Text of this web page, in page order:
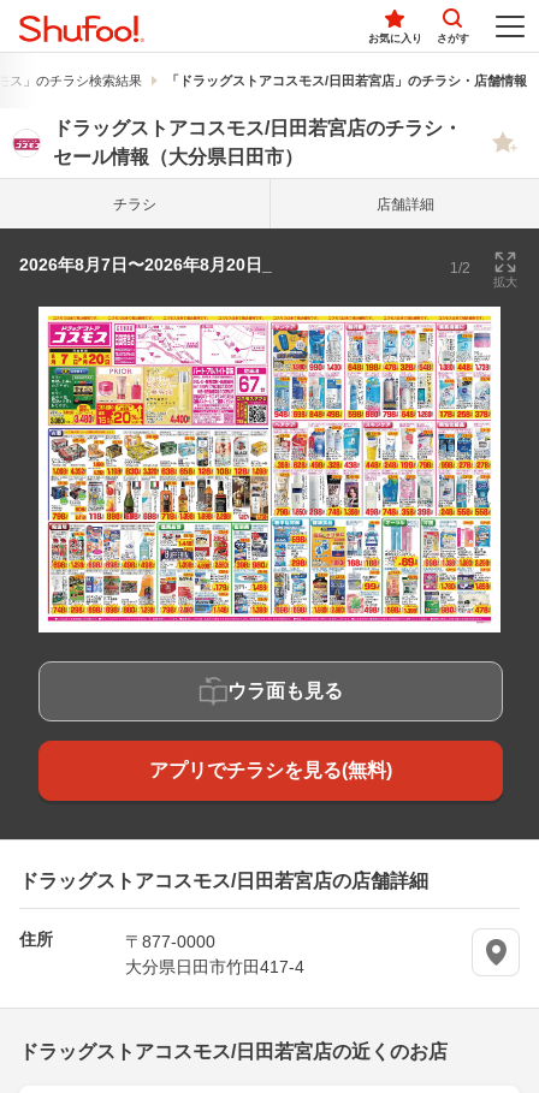
お気に入り さがす
ス」のチラシ検索結果 「ドラッグストアコスモス/日田若宮店」のチラシ・店舗情報
ドラッグストアコスモス/日田若宮店のチラシ・
セール情報（大分県日田市）
チラシ 店舗詳細
2026年8月7日〜2026年8月20日_ 1/2
拡大
ウラ面も見る
アプリでチラシを見る(無料)
ドラッグストアコスモス/日田若宮店の店舗詳細
住所
〒877-0000
大分県日田市竹田417-4
ドラッグストアコスモス/日田若宮店の近くのお店